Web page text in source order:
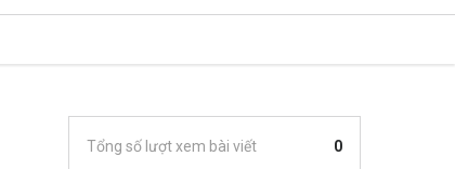
Tổng số lượt xem bài viết
0